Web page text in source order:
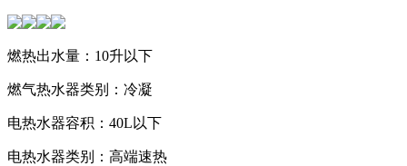
燃热出水量：10升以下
燃气热水器类别：冷凝
电热水器容积：40L以下
电热水器类别：高端速热